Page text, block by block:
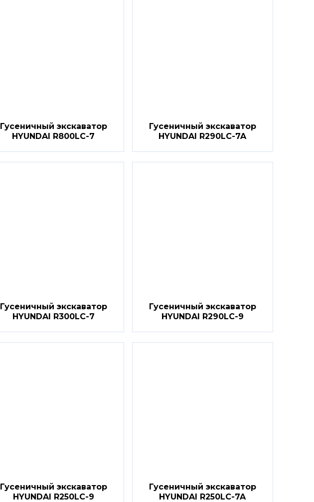
Гусеничный экскаватор
HYUNDAI R800LC-7
Гусеничный экскаватор
HYUNDAI R290LC-7A
Гусеничный экскаватор
HYUNDAI R300LC-7
Гусеничный экскаватор
HYUNDAI R290LC-9
Гусеничный экскаватор
HYUNDAI R250LC-9
Гусеничный экскаватор
HYUNDAI R250LC-7A